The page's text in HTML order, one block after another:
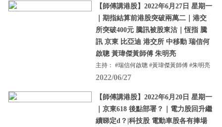
【師傅講港股】2022年6月27日 星期一
｜期指結算前港股突破兩萬二｜港交
所突破400元 騰訊被股東沽｜恆指 騰
訊 京東 比亞迪 港交所 中移動 瑞信何
啟聰 黃瑋傑黃師傅 朱明亮
主持： #瑞信何啟聰 #黃瑋傑黃師傅 #朱明亮
2022/06/27
【師傅講港股】2022年6月20日 星期一
｜京東618 後點部署？｜電力股回升繼
續睇定d？|科技股 電動車股各有捧場